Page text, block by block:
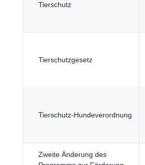
Tierschutz
Tierschutzgesetz
Tierschutz-Hundeverordnung
Zweite Änderung des